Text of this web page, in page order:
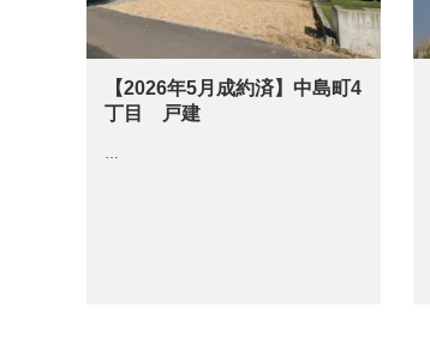
【2026年5月成約済】中島町4
丁目 戸建
…